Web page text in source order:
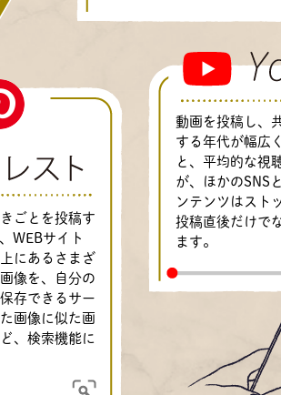
動画を投稿し、
する年代が幅広
と、平均的な視
が、ほかのSNS
ンテンツはスト
投稿直後だけで
ます。
ごとを投稿す
WEBサイト
にあるさまざ
像を、自分の
存できるサー
画像に似た画
、検索機能に